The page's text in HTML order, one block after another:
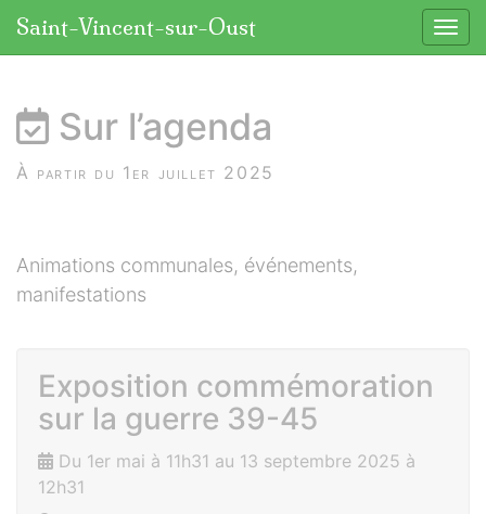
Saint-Vincent-sur-Oust
Sur l’agenda
À partir du 1er juillet 2025
Animations communales, événements,
manifestations
Exposition commémoration
sur la guerre 39-45
Du 1er mai à 11h31 au 13 septembre 2025 à
12h31
Panneau de gestion des cookies